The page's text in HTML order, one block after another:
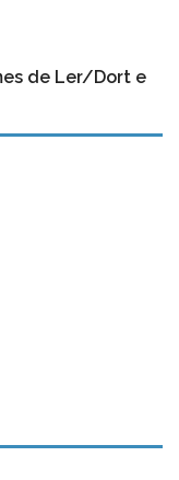
de Ler/Dort e